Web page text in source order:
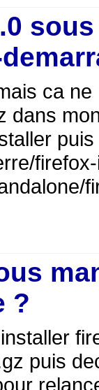
sous
ca
dans
?
puis